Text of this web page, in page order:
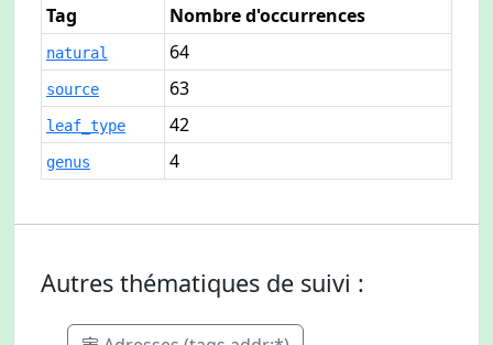
Tag Nombre d'occurrences
natural 64
source 63
leaf_type 42
genus 4
Autres thématiques de suivi :